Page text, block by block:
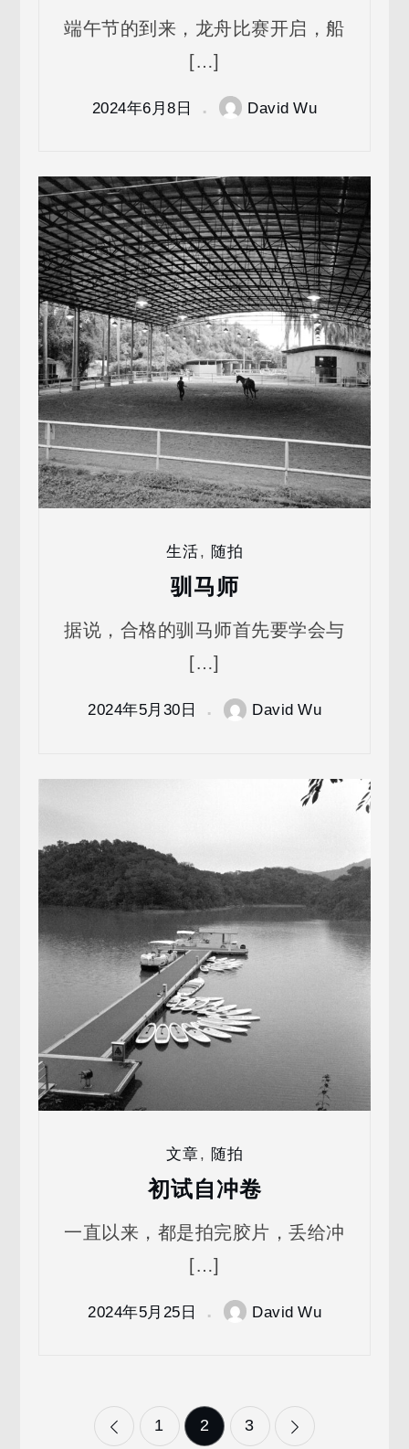
端午节的到来，龙舟比赛开启，船
[…]
2024年6月8日 David Wu
生活, 随拍
驯马师
据说，合格的驯马师首先要学会与
[…]
2024年5月30日 David Wu
文章, 随拍
初试自冲卷
一直以来，都是拍完胶片，丢给冲
[…]
2024年5月25日 David Wu
1 2 3